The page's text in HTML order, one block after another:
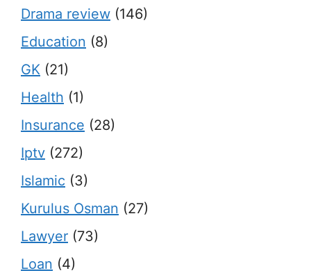
Drama review (146)
Education (8)
GK (21)
Health (1)
Insurance (28)
Iptv (272)
Islamic (3)
Kurulus Osman (27)
Lawyer (73)
Loan (4)